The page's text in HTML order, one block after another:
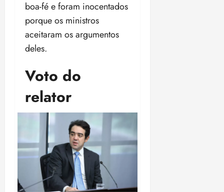
boa-fé e foram inocentados
porque os ministros
aceitaram os argumentos
deles.
Voto do
relator